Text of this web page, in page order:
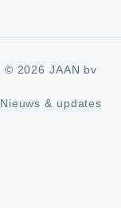
© 2026 JAAN bv
Nieuws & updates